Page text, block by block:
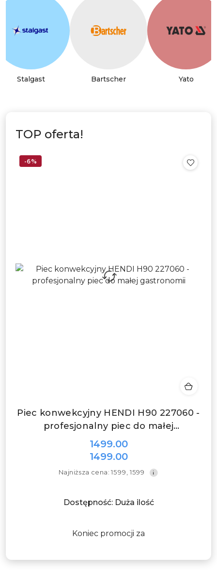
Stalgast Bartscher Yato
TOP oferta!
Piec konwekcyjny HENDI H90 227060 -
profesjonalny piec do małej
gastronomii
Cena
promocyjna:
1499.00
Cena
promocyjna:
1499.00
Najniższa
30
dni
Najniższa cena: 1599, 1599
-6%
Dostępność: Duża ilość
Koniec promocji za